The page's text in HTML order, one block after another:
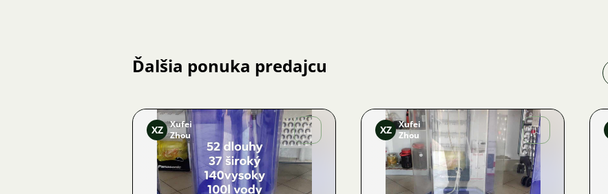
Ďalšia ponuka predajcu
Obrázok
XZ
Xufei
Zhou
Obrázok
XZ
Xufei
Zhou